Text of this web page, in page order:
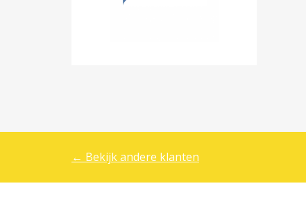
← Bekijk andere klanten